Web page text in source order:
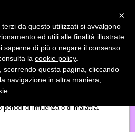
« »
AL NOSTRO CORPO?
sul nostro corpo? Questa domanda
di influenza o di malattia.
×
da questo utilizzati si avvalgono
ed utili alle finalità illustrate
saperne di più o negare il consenso
la cookie policy.
scorrendo questa pagina, cliccando
navigazione in altra maniera,